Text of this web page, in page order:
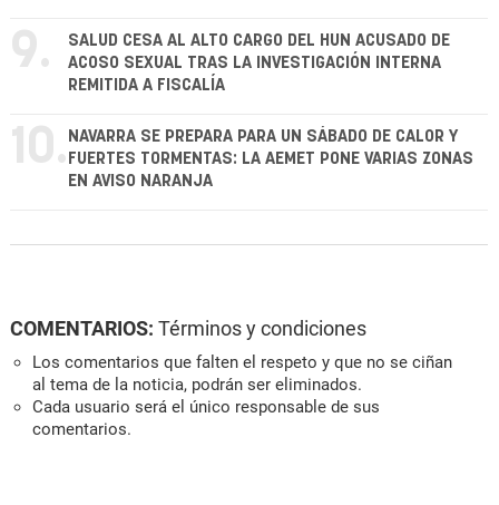
9.
SALUD CESA AL ALTO CARGO DEL HUN ACUSADO DE
ACOSO SEXUAL TRAS LA INVESTIGACIÓN INTERNA
REMITIDA A FISCALÍA
10. NAVARRA SE PREPARA PARA UN SÁBADO DE CALOR Y
FUERTES TORMENTAS: LA AEMET PONE VARIAS ZONAS
EN AVISO NARANJA
COMENTARIOS: Términos y condiciones
Los comentarios que falten el respeto y que no se ciñan
al tema de la noticia, podrán ser eliminados.
Cada usuario será el único responsable de sus
comentarios.